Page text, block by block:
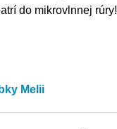
do mikrovlnnej rúry!
Melii